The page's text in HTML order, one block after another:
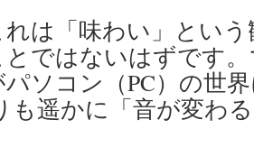
れは「味わい」とい
とではないはずです
ソコン（PC）の世
も遥かに「音が変わ